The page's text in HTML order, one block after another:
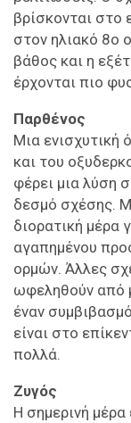
βρίσκονται στο
στον ηλιακό 8ο
βάθος και η
έρχονται πιο
Παρθένος
Μια ενισχυτική
και του
φέρει μια λύση
δεσμό σχέσης.
διορατική μέρα
αγαπημένου
ορμών. Άλλες
ωφεληθούν από
έναν
είναι στο
πολλά.
Ζυγός
Η σημερινή μέρα